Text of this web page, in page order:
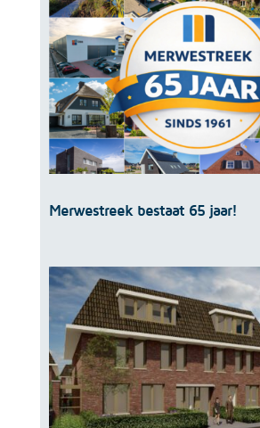
Merwestreek bestaat 65 jaar!